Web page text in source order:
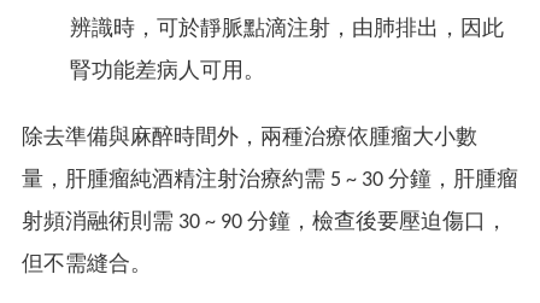
辨識時，可於靜脈點滴注射，由肺排出，因此
腎功能差病人可用。
除去準備與麻醉時間外，兩種治療依腫瘤大小數
量，肝腫瘤純酒精注射治療約需 5 ~ 30 分鐘，肝腫瘤
射頻消融術則需 30 ~ 90 分鐘，檢查後要壓迫傷口，
但不需縫合。